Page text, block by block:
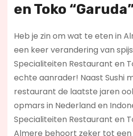
en Toko
Heb je zin om wat te eten in
een keer verandering van
Specialiteiten Restaurant en
echte aanrader! Naast Sushi
restaurant de laatste jaren
opmars in Nederland en
Specialiteiten Restaurant en
Almere behoort zeker tot